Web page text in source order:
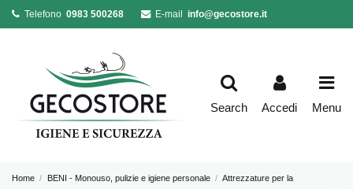
Telefono0983 500268 E-mail info@gecostore.it
Search Accedi Menu
Home BENI - Monouso, pulizie e igiene personale
Attrezzature per la